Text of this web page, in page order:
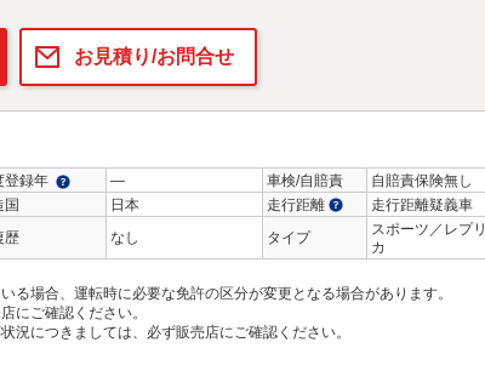
お見積り/お問合せ
登録年 ― 車検/自賠責
自賠責保険無し
国 日本 走行距離
走行距離疑義車
歴 なし タイプ
スポーツ／レプリ
カ
場合、運転時に必要な免許の区分が変更となる場合があります。
ご確認ください。
につきましては、必ず販売店にご確認ください。